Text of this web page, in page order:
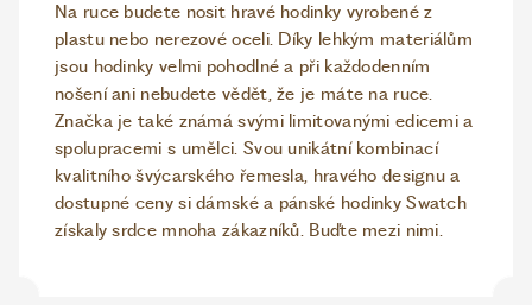
Na ruce budete nosit hravé hodinky vyrobené z
plastu nebo nerezové oceli. Díky lehkým materiálům
jsou hodinky velmi pohodlné a při každodenním
nošení ani nebudete vědět, že je máte na ruce.
Značka je také známá svými limitovanými edicemi a
spolupracemi s umělci. Svou unikátní kombinací
kvalitního švýcarského řemesla, hravého designu a
dostupné ceny si dámské a pánské hodinky Swatch
získaly srdce mnoha zákazníků. Buďte mezi nimi.